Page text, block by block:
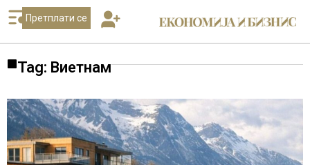
Претплати се
Tag: Виетнам